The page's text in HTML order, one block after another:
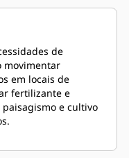
de
movimentar
em locais de
fertilizante e
e cultivo